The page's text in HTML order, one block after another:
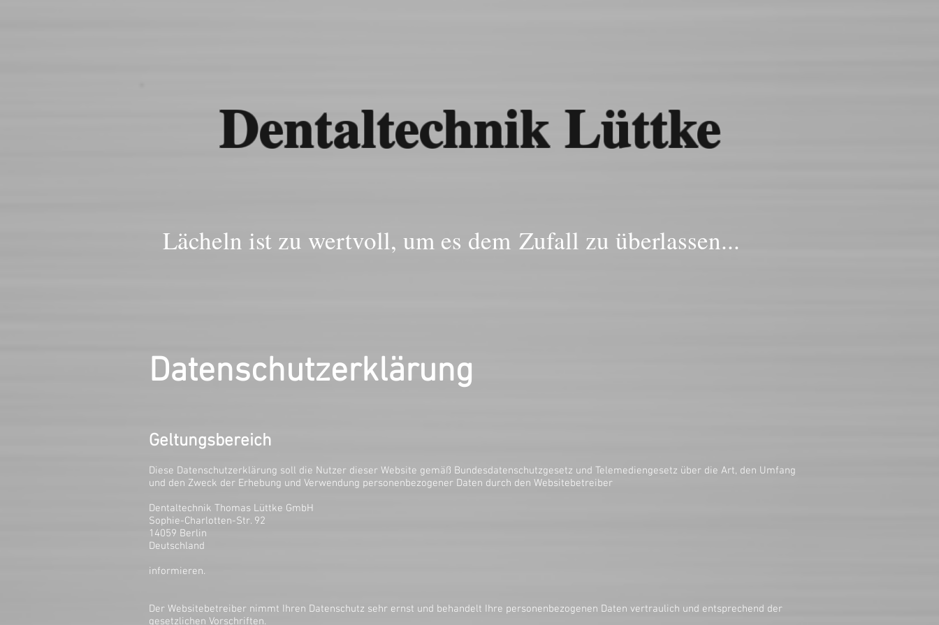
Dentaltechnik Lüttke
Lächeln ist zu wertvoll, um es dem Zufall zu überlassen...
Datenschutzerklärung
Geltungsbereich
Diese Datenschutzerklärung soll die Nutzer dieser Website gemäß Bundesdatenschutzgesetz und Telemediengesetz über die Art, den Umfang
und den Zweck der Erhebung und Verwendung personenbezogener Daten durch den Websitebetreiber
Dentaltechnik Thomas Lüttke GmbH
Sophie-Charlotten-Str. 92
14059 Berlin
Deutschland
informieren.
Der Websitebetreiber nimmt Ihren Datenschutz sehr ernst und behandelt Ihre personenbezogenen Daten vertraulich und entsprechend der
gesetzlichen Vorschriften.